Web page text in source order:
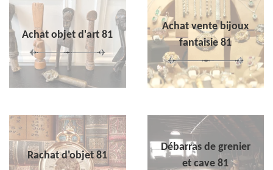
Achat objet d'art 81
Achat vente bijoux
fantaisie 81
Rachat d'objet 81
Débarras de grenier
et cave 81